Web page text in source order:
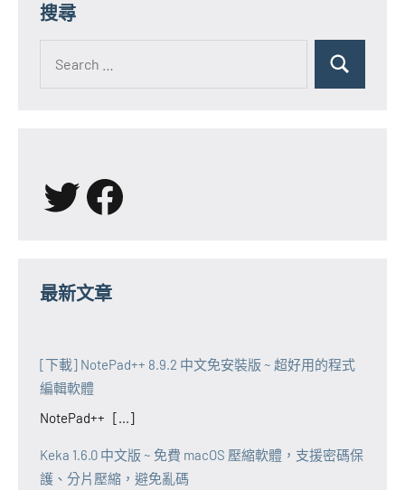
搜尋
for:
Search
X Facebook
最新文章
[下載] NotePad++ 8.9.2 中文免安裝版 ~ 超好用的程式
編輯軟體
NotePad++ [...]
Keka 1.6.0 中文版 ~ 免費 macOS 壓縮軟體，支援密碼保
護、分片壓縮，避免亂碼